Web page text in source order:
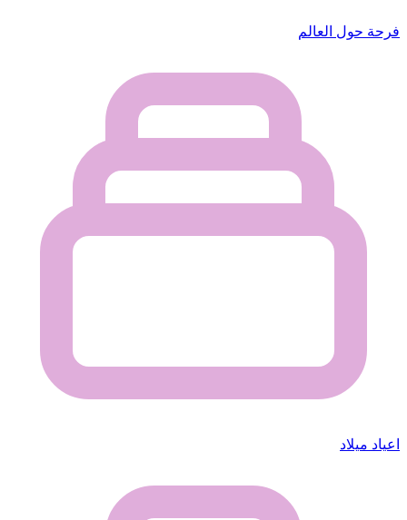
فرحة حول العالم
اعياد ميلاد